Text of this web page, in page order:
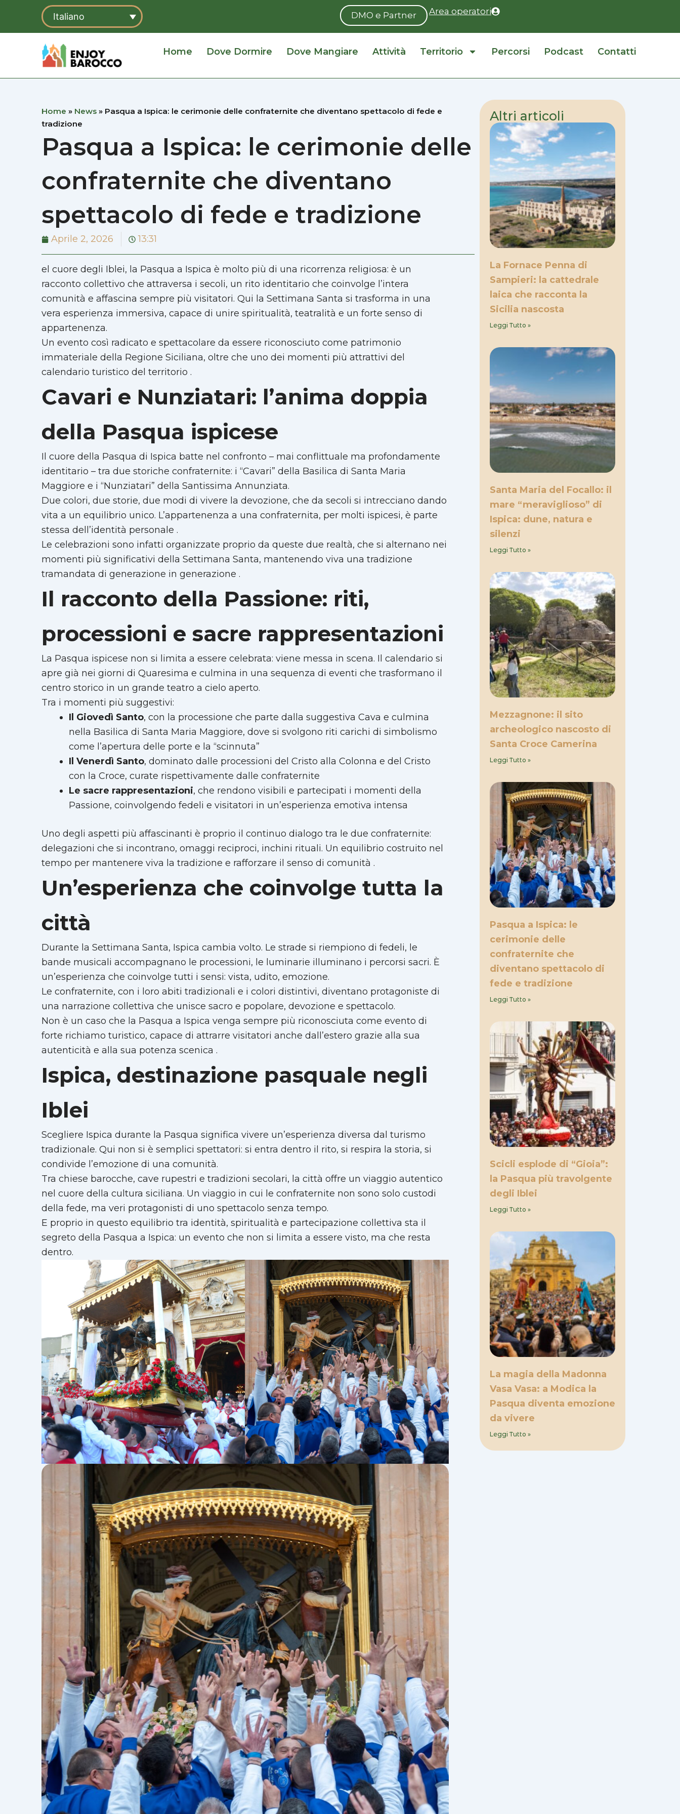
contenuto
Italiano DMO e Partner Area operatori
Home Dove Dormire Dove Mangiare Attività Territorio Percorsi Podcast Contatti
Home » News » Pasqua a Ispica: le cerimonie delle confraternite che diventano spettacolo di fede e
tradizione
Pasqua a Ispica: le cerimonie delle
confraternite che diventano
spettacolo di fede e tradizione
Aprile 2, 2026 13:31
el cuore degli Iblei, la Pasqua a Ispica è molto più di una ricorrenza religiosa: è un
racconto collettivo che attraversa i secoli, un rito identitario che coinvolge l’intera
comunità e affascina sempre più visitatori. Qui la Settimana Santa si trasforma in una
vera esperienza immersiva, capace di unire spiritualità, teatralità e un forte senso di
appartenenza.
Un evento così radicato e spettacolare da essere riconosciuto come patrimonio
immateriale della Regione Siciliana, oltre che uno dei momenti più attrattivi del
calendario turistico del territorio .
Cavari e Nunziatari: l’anima doppia
della Pasqua ispicese
Il cuore della Pasqua di Ispica batte nel confronto – mai conflittuale ma profondamente
identitario – tra due storiche confraternite: i “Cavari” della Basilica di Santa Maria
Maggiore e i “Nunziatari” della Santissima Annunziata.
Due colori, due storie, due modi di vivere la devozione, che da secoli si intrecciano dando
vita a un equilibrio unico. L’appartenenza a una confraternita, per molti ispicesi, è parte
stessa dell’identità personale .
Le celebrazioni sono infatti organizzate proprio da queste due realtà, che si alternano nei
momenti più significativi della Settimana Santa, mantenendo viva una tradizione
tramandata di generazione in generazione .
Il racconto della Passione: riti,
processioni e sacre rappresentazioni
La Pasqua ispicese non si limita a essere celebrata: viene messa in scena. Il calendario si
apre già nei giorni di Quaresima e culmina in una sequenza di eventi che trasformano il
centro storico in un grande teatro a cielo aperto.
Tra i momenti più suggestivi:
Il Giovedì Santo, con la processione che parte dalla suggestiva Cava e culmina
nella Basilica di Santa Maria Maggiore, dove si svolgono riti carichi di simbolismo
come l’apertura delle porte e la “scinnuta”
Il Venerdì Santo, dominato dalle processioni del Cristo alla Colonna e del Cristo
con la Croce, curate rispettivamente dalle confraternite
Le sacre rappresentazioni, che rendono visibili e partecipati i momenti della
Passione, coinvolgendo fedeli e visitatori in un’esperienza emotiva intensa
Uno degli aspetti più affascinanti è proprio il continuo dialogo tra le due confraternite:
delegazioni che si incontrano, omaggi reciproci, inchini rituali. Un equilibrio costruito nel
tempo per mantenere viva la tradizione e rafforzare il senso di comunità .
Un’esperienza che coinvolge tutta la
città
Durante la Settimana Santa, Ispica cambia volto. Le strade si riempiono di fedeli, le
bande musicali accompagnano le processioni, le luminarie illuminano i percorsi sacri. È
un’esperienza che coinvolge tutti i sensi: vista, udito, emozione.
Le confraternite, con i loro abiti tradizionali e i colori distintivi, diventano protagoniste di
una narrazione collettiva che unisce sacro e popolare, devozione e spettacolo.
Non è un caso che la Pasqua a Ispica venga sempre più riconosciuta come evento di
forte richiamo turistico, capace di attrarre visitatori anche dall’estero grazie alla sua
autenticità e alla sua potenza scenica .
Ispica, destinazione pasquale negli
Iblei
Scegliere Ispica durante la Pasqua significa vivere un’esperienza diversa dal turismo
tradizionale. Qui non si è semplici spettatori: si entra dentro il rito, si respira la storia, si
condivide l’emozione di una comunità.
Tra chiese barocche, cave rupestri e tradizioni secolari, la città offre un viaggio autentico
nel cuore della cultura siciliana. Un viaggio in cui le confraternite non sono solo custodi
della fede, ma veri protagonisti di uno spettacolo senza tempo.
E proprio in questo equilibrio tra identità, spiritualità e partecipazione collettiva sta il
segreto della Pasqua a Ispica: un evento che non si limita a essere visto, ma che resta
dentro.
Altri articoli
La Fornace Penna di
Sampieri: la cattedrale
laica che racconta la
Sicilia nascosta
Leggi Tutto »
Santa Maria del Focallo: il
mare “meraviglioso” di
Ispica: dune, natura e
silenzi
Leggi Tutto »
Mezzagnone: il sito
archeologico nascosto di
Santa Croce Camerina
Leggi Tutto »
Pasqua a Ispica: le
cerimonie delle
confraternite che
diventano spettacolo di
fede e tradizione
Leggi Tutto »
Scicli esplode di “Gioia”:
la Pasqua più travolgente
degli Iblei
Leggi Tutto »
La magia della Madonna
Vasa Vasa: a Modica la
Pasqua diventa emozione
da vivere
Leggi Tutto »